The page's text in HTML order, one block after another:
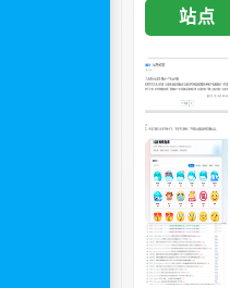
站点